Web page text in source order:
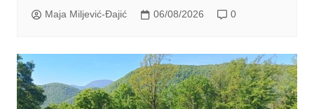
Maja Miljević-Đajić 06/08/2026 0